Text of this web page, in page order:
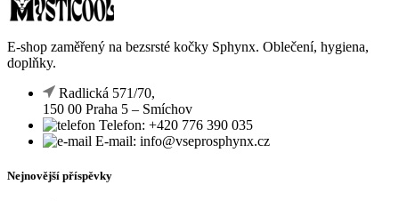
E-shop zaměřený na bezsrsté kočky Sphynx. Oblečení, hygiena,
doplňky.
Radlická 571/70,
150 00 Praha 5 – Smíchov
Telefon: +420 776 390 035
E-mail: info@vseprosphynx.cz
Nejnovější příspěvky